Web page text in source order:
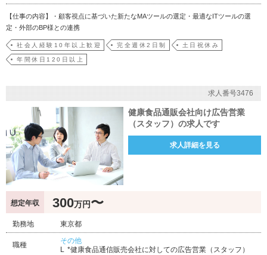
【仕事の内容】・顧客視点に基づいた新たなMAツールの選定・最適なITツールの選
定・外部のBP様との連携
社会人経験10年以上歓迎 完全週休2日制 土日祝休み
年間休日120日以上
求人番号3476
健康食品通販会社向け広告営業
（スタッフ）の求人です
求人詳細を見る
想定年収 300万円〜
勤務地 東京都
職種
その他
*健康食品通信販売会社に対しての広告営業（スタッフ）